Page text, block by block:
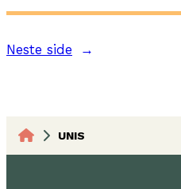
Neste side →
UNIS